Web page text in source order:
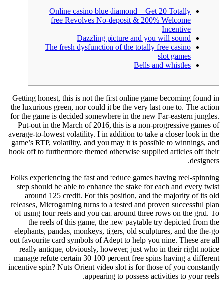
Online casino blue diamond – Get 20 Totally
free Revolves No-deposit & 200% Welcome
Incentive
Dazzling picture and you will sound
The fresh dysfunction of the totally free casino
slot games
Bells and whistles
Getting honest, this is not the first online game becoming found in
the luxurious green, nor could it be the very last one to. The action
for the game is decided somewhere in the new Far-eastern jungles.
Put-out in the March of 2016, this is a non-progressive games of
average-to-lowest volatility. I in addition to take a closer look in the
game’s RTP, volatility, and you may it is possible to winnings, and
hook off to furthermore themed otherwise supplied articles off their
designers.
Folks experiencing the fast and reduce games having reel-spinning
step should be able to enhance the stake for each and every twist
around 125 credit. For this position, and the majority of its old
releases, Microgaming turns to a tested and proven successful plan
of using four reels and you can around three rows on the grid. To
the reels of this game, the new paytable try depicted from the
elephants, pandas, monkeys, tigers, old sculptures, and the the-go
out favourite card symbols of Adept to help you nine. These are all
really antique, obviously, however, just who in their right notice
manage refute certain 30 100 percent free spins having a different
incentive spin? Nuts Orient video slot is for those of you constantly
appearing to possess activities to your reels.